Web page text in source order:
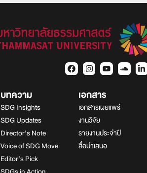
บทความ
SDG Insights
SDG Updates
Director’s Note
Voice of SDG Move
Editor’s Pick
เอกสาร
เอกสารเผยแพร่
งานวิจัย
รายงานประจำปี
สื่อนำเสนอ